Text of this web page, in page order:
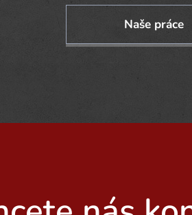
Naše práce